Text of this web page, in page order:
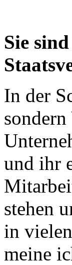
Sie
In der
und ihr
stehen
in
meine